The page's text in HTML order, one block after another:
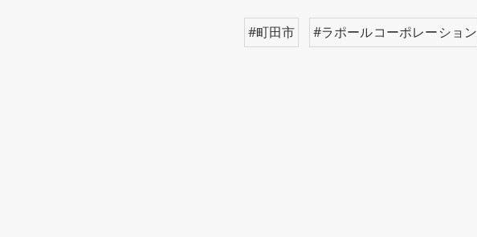
#町田市 #ラポールコーポレーション